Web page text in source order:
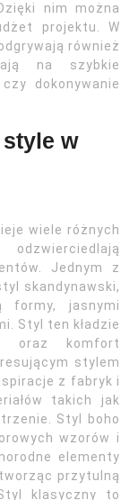
nim można
projektu. W
również
na szybkie
dokonywanie
w
wiele różnych
Jednym z
skandynawski,
formy, jasnymi
Styl ten kładzie
oraz komfort
stylem
z fabryk i
takich jak
Styl boho
wzorów i
elementy
przytulną
klasyczny to